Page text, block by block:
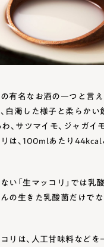
有名なお酒の一つと言
白濁した様子と柔らかい
わ、サツマイモ、ジャガ
は、100mlあたり44kcal
い「生マッコリ」では乳
の生きた乳酸菌だけでな
リは、人工甘味料など